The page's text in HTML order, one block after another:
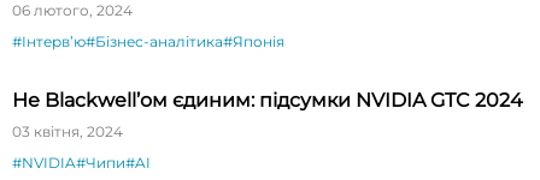
будете вражені»
06 лютого, 2024
#Інтервʼю#Бізнес-аналітика#Японія
Не Blackwell’ом єдиним: підсумки NVIDIA GTC 2024
03 квітня, 2024
#NVIDIA#Чипи#AI